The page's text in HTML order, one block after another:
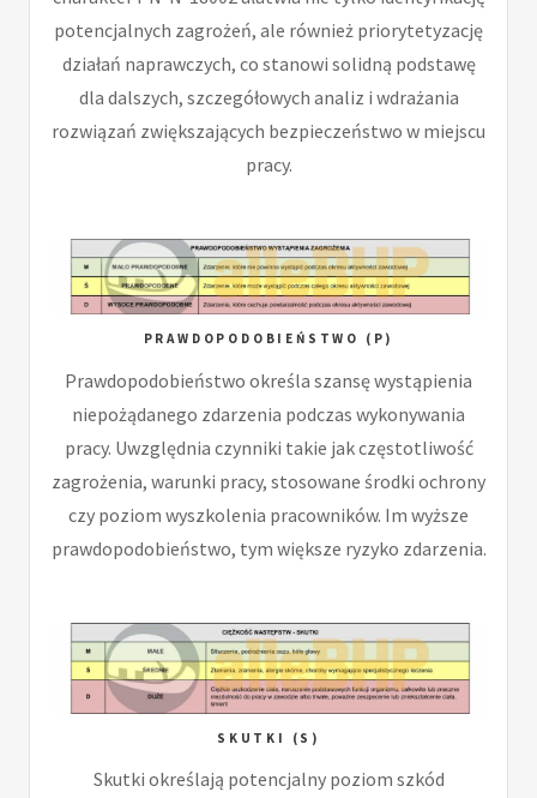
potencjalnych zagrożeń, ale również priorytetyzację
działań naprawczych, co stanowi solidną podstawę
dla dalszych, szczegółowych analiz i wdrażania
rozwiązań zwiększających bezpieczeństwo w miejscu
pracy.
PRAWDOPODOBIEŃSTWO (P)
Prawdopodobieństwo określa szansę wystąpienia
niepożądanego zdarzenia podczas wykonywania
pracy. Uwzględnia czynniki takie jak częstotliwość
zagrożenia, warunki pracy, stosowane środki ochrony
czy poziom wyszkolenia pracowników. Im wyższe
prawdopodobieństwo, tym większe ryzyko zdarzenia.
SKUTKI (S)
Skutki określają potencjalny poziom szkód